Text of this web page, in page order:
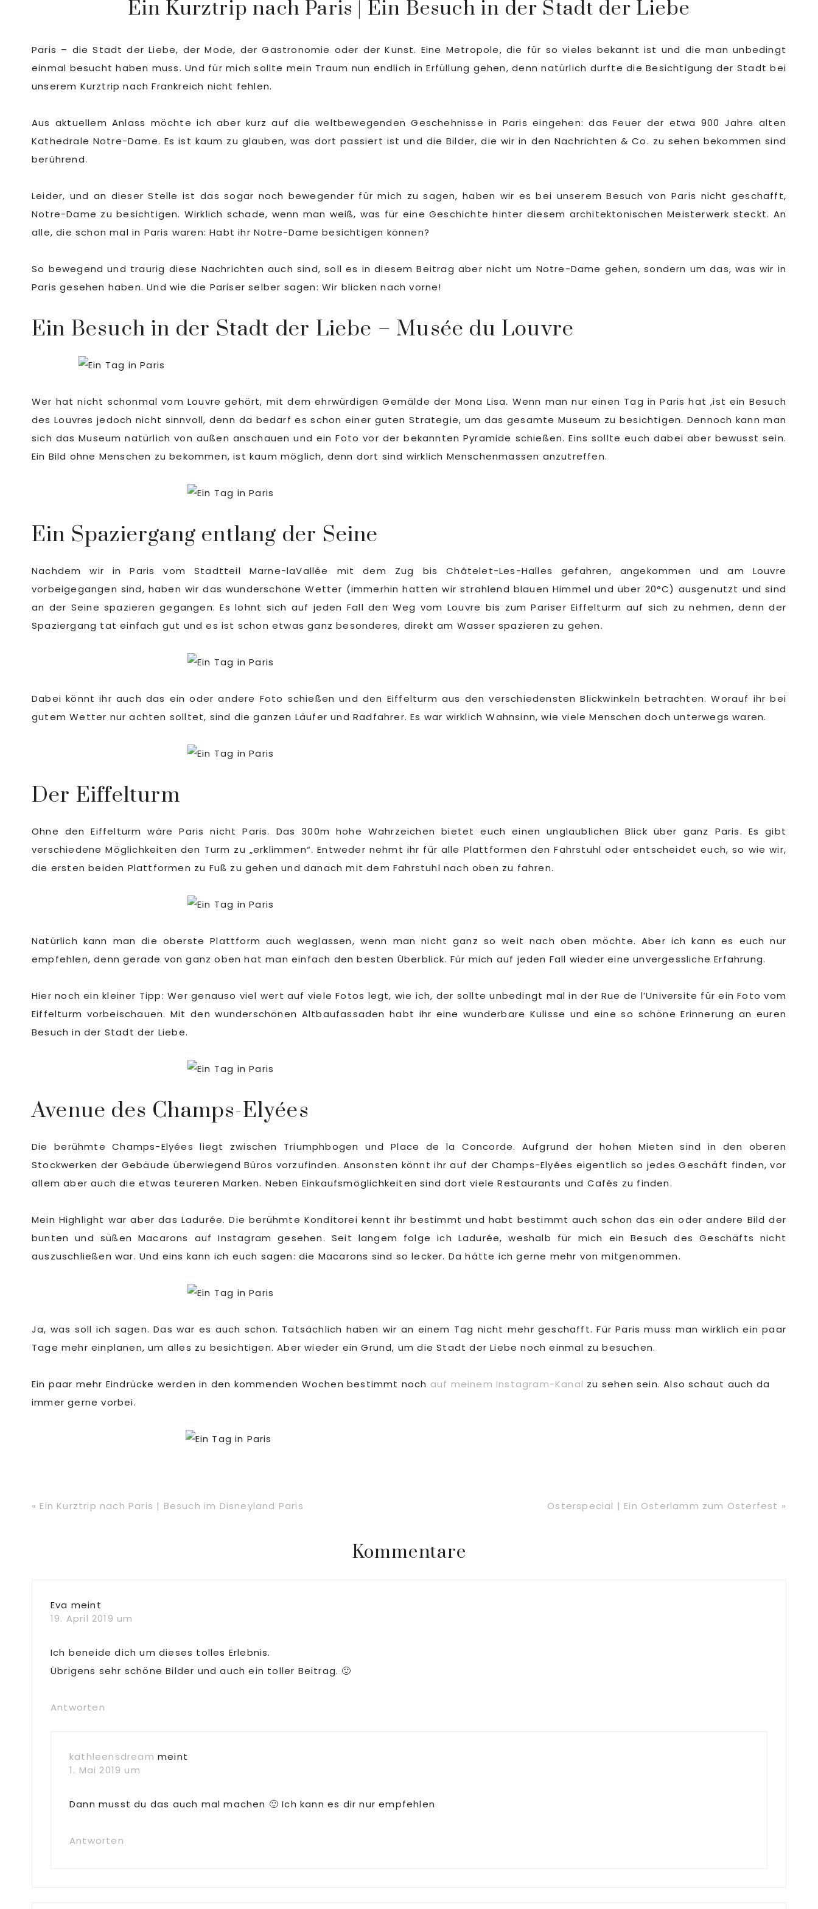
Ein Kurztrip nach Paris | Ein Besuch in der Stadt der Liebe
Paris – die Stadt der Liebe, der Mode, der Gastronomie oder der Kunst. Eine Metropole, die für so vieles bekannt ist und die man unbedingt
einmal besucht haben muss. Und für mich sollte mein Traum nun endlich in Erfüllung gehen, denn natürlich durfte die Besichtigung der Stadt bei
unserem Kurztrip nach Frankreich nicht fehlen.
Aus aktuellem Anlass möchte ich aber kurz auf die weltbewegenden Geschehnisse in Paris eingehen: das Feuer der etwa 900 Jahre alten
Kathedrale Notre-Dame. Es ist kaum zu glauben, was dort passiert ist und die Bilder, die wir in den Nachrichten & Co. zu sehen bekommen sind
berührend.
Leider, und an dieser Stelle ist das sogar noch bewegender für mich zu sagen, haben wir es bei unserem Besuch von Paris nicht geschafft,
Notre-Dame zu besichtigen. Wirklich schade, wenn man weiß, was für eine Geschichte hinter diesem architektonischen Meisterwerk steckt. An
alle, die schon mal in Paris waren: Habt ihr Notre-Dame besichtigen können?
So bewegend und traurig diese Nachrichten auch sind, soll es in diesem Beitrag aber nicht um Notre-Dame gehen, sondern um das, was wir in
Paris gesehen haben. Und wie die Pariser selber sagen: Wir blicken nach vorne!
Ein Besuch in der Stadt der Liebe – Musée du Louvre
Wer hat nicht schonmal vom Louvre gehört, mit dem ehrwürdigen Gemälde der Mona Lisa. Wenn man nur einen Tag in Paris hat ,ist ein Besuch
des Louvres jedoch nicht sinnvoll, denn da bedarf es schon einer guten Strategie, um das gesamte Museum zu besichtigen. Dennoch kann man
sich das Museum natürlich von außen anschauen und ein Foto vor der bekannten Pyramide schießen. Eins sollte euch dabei aber bewusst sein.
Ein Bild ohne Menschen zu bekommen, ist kaum möglich, denn dort sind wirklich Menschenmassen anzutreffen.
Ein Spaziergang entlang der Seine
Nachdem wir in Paris vom Stadtteil Marne-laVallée mit dem Zug bis Châtelet-Les-Halles gefahren, angekommen und am Louvre
vorbeigegangen sind, haben wir das wunderschöne Wetter (immerhin hatten wir strahlend blauen Himmel und über 20°C) ausgenutzt und sind
an der Seine spazieren gegangen. Es lohnt sich auf jeden Fall den Weg vom Louvre bis zum Pariser Eiffelturm auf sich zu nehmen, denn der
Spaziergang tat einfach gut und es ist schon etwas ganz besonderes, direkt am Wasser spazieren zu gehen.
Dabei könnt ihr auch das ein oder andere Foto schießen und den Eiffelturm aus den verschiedensten Blickwinkeln betrachten. Worauf ihr bei
gutem Wetter nur achten solltet, sind die ganzen Läufer und Radfahrer. Es war wirklich Wahnsinn, wie viele Menschen doch unterwegs waren.
Der Eiffelturm
Ohne den Eiffelturm wäre Paris nicht Paris. Das 300m hohe Wahrzeichen bietet euch einen unglaublichen Blick über ganz Paris. Es gibt
verschiedene Möglichkeiten den Turm zu „erklimmen“. Entweder nehmt ihr für alle Plattformen den Fahrstuhl oder entscheidet euch, so wie wir,
die ersten beiden Plattformen zu Fuß zu gehen und danach mit dem Fahrstuhl nach oben zu fahren.
Natürlich kann man die oberste Plattform auch weglassen, wenn man nicht ganz so weit nach oben möchte. Aber ich kann es euch nur
empfehlen, denn gerade von ganz oben hat man einfach den besten Überblick. Für mich auf jeden Fall wieder eine unvergessliche Erfahrung.
Hier noch ein kleiner Tipp: Wer genauso viel wert auf viele Fotos legt, wie ich, der sollte unbedingt mal in der Rue de l’Universite für ein Foto vom
Eiffelturm vorbeischauen. Mit den wunderschönen Altbaufassaden habt ihr eine wunderbare Kulisse und eine so schöne Erinnerung an euren
Besuch in der Stadt der Liebe.
Avenue des Champs-Elyées
Die berühmte Champs-Elyées liegt zwischen Triumphbogen und Place de la Concorde. Aufgrund der hohen Mieten sind in den oberen
Stockwerken der Gebäude überwiegend Büros vorzufinden. Ansonsten könnt ihr auf der Champs-Elyées eigentlich so jedes Geschäft finden, vor
allem aber auch die etwas teureren Marken. Neben Einkaufsmöglichkeiten sind dort viele Restaurants und Cafés zu finden.
Mein Highlight war aber das Ladurée. Die berühmte Konditorei kennt ihr bestimmt und habt bestimmt auch schon das ein oder andere Bild der
bunten und süßen Macarons auf Instagram gesehen. Seit langem folge ich Ladurée, weshalb für mich ein Besuch des Geschäfts nicht
auszuschließen war. Und eins kann ich euch sagen: die Macarons sind so lecker. Da hätte ich gerne mehr von mitgenommen.
Ja, was soll ich sagen. Das war es auch schon. Tatsächlich haben wir an einem Tag nicht mehr geschafft. Für Paris muss man wirklich ein paar
Tage mehr einplanen, um alles zu besichtigen. Aber wieder ein Grund, um die Stadt der Liebe noch einmal zu besuchen.
Ein paar mehr Eindrücke werden in den kommenden Wochen bestimmt noch auf meinem Instagram-Kanal zu sehen sein. Also schaut auch da
immer gerne vorbei.
Vorheriger
« Ein Kurztrip nach Paris | Besuch im Disneyland Paris
Nächster
Osterspecial | Ein Osterlamm zum Osterfest »
Kommentare
Eva meint
19. April 2019 um
Ich beneide dich um dieses tolles Erlebnis.
Übrigens sehr schöne Bilder und auch ein toller Beitrag. 🙂
Antworten
kathleensdream meint
1. Mai 2019 um
Dann musst du das auch mal machen 🙂 Ich kann es dir nur empfehlen
Antworten